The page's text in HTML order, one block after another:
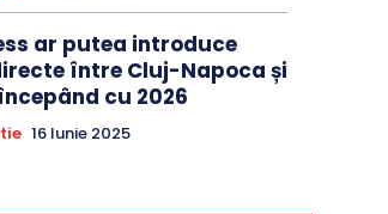
ar putea introduce
între Cluj-Napoca și
cu 2026
16 Iunie 2025